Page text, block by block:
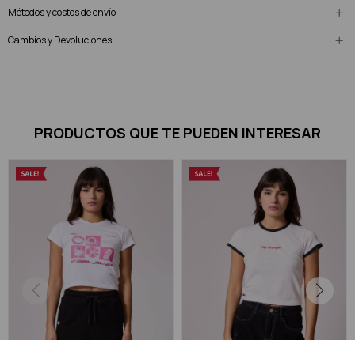
Métodos y costos de envío
Cambios y Devoluciones
PRODUCTOS QUE TE PUEDEN INTERESAR